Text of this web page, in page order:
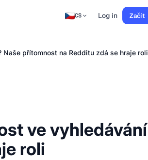
CS Log in Začít
přítomnost na Redditu zdá se hraje roli
ve vyhledávání
roli